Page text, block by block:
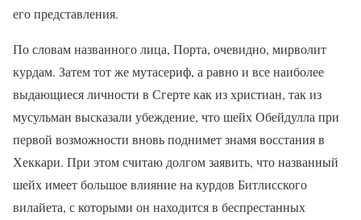
его представления.
По словам названного лица, Порта, очевидно, мирволит
курдам. Затем тот же мутасериф, а равно и все наиболее
выдающиеся личности в Сгерте как из христиан, так из
мусульман высказали убеждение, что шейх Обейдулла при
первой возможности вновь поднимет знамя восстания в
Хеккари. При этом считаю долгом заявить, что названный
шейх имеет большое влияние на курдов Битлисского
вилайета, с которыми он находится в беспрестанных